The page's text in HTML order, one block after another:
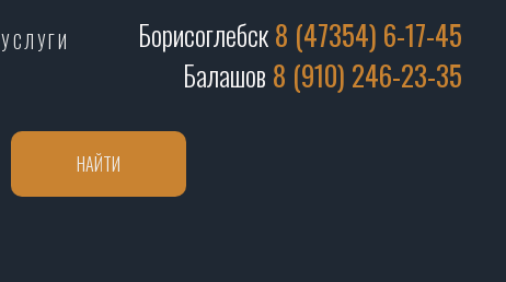
УСЛУГИ
Борисоглебск8 (47354) 6-17-45
Балашов 8 (910) 246-23-35
НАЙТИ